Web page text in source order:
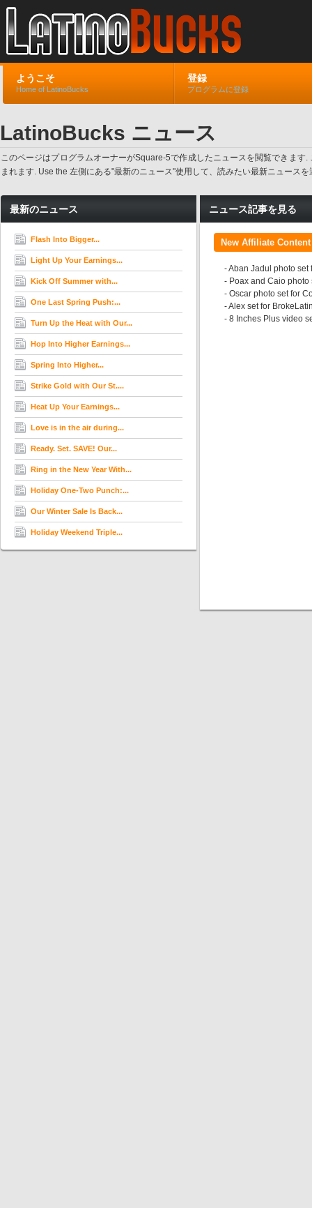
ようこそ
Home of LatinoBucks
登録
プログラムに登録
LatinoBucks ニュース
このページはプログラムオーナーがSquare-5で作成したニュースを閲覧できま
まれます. Use the 左側にある"最新のニュース"使用して、読みたい最新ニュース
最新のニュース
Flash Into Bigger...
Light Up Your Earnings...
Kick Off Summer with...
One Last Spring Push:...
Turn Up the Heat with Our...
Hop Into Higher Earnings...
Spring Into Higher...
Strike Gold with Our St....
Heat Up Your Earnings...
Love is in the air during...
Ready. Set. SAVE! Our...
Ring in the New Year With...
Holiday One-Two Punch:...
Our Winter Sale Is Back...
Holiday Weekend Triple...
ニュース記事を見る
New Affiliate Content
- Aban Jadul photo set
- Poax and Caio
- Oscar photo set for
- Alex set for
- 8 Inches Plus video